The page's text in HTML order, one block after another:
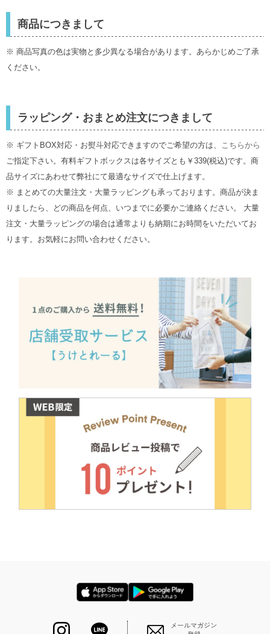
商品につきまして
※ 商品写真の色は実物と多少異なる場合があります。あらかじめご了承
ください。
ラッピング・おまとめ注文につきまして
※ ギフトBOX対応・お熨斗対応できますのでご希望の方は、 こちらから
ご指定下さい。有料ギフトボックスは各サイズとも￥339(税込)です。商
品サイズにあわせて弊社にて最適なサイズで仕上げます。
※ まとめての大量注文・大量ラッピングも承っております。商品が決ま
りましたら、どの商品を何点、いつまでに必要かご連絡ください。 大量
注文・大量ラッピングの場合は通常よりも納期にお時間をいただいてお
ります。お気軽にお問い合わせください。
メールマガジン